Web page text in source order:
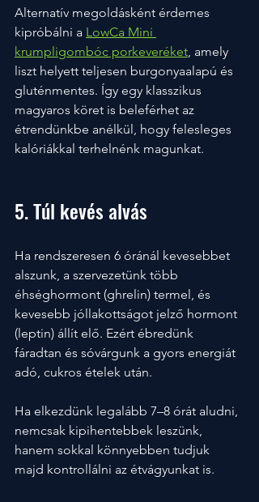
Alternatív megoldásként érdemes
kipróbálni a LowCa Mini
krumpligombóc porkeveréket, amely
liszt helyett teljesen burgonyaalapú és
gluténmentes. Így egy klasszikus
magyaros köret is beleférhet az
étrendünkbe anélkül, hogy felesleges
kalóriákkal terhelnénk magunkat.
5. Túl kevés alvás
Ha rendszeresen 6 óránál kevesebbet
alszunk, a szervezetünk több
éhséghormont (ghrelin) termel, és
kevesebb jóllakottságot jelző hormont
(leptin) állít elő. Ezért ébredünk
fáradtan és sóvárgunk a gyors energiát
adó, cukros ételek után.
Ha elkezdünk legalább 7–8 órát aludni,
nemcsak kipihentebbek leszünk,
hanem sokkal könnyebben tudjuk
majd kontrollálni az étvágyunkat is.